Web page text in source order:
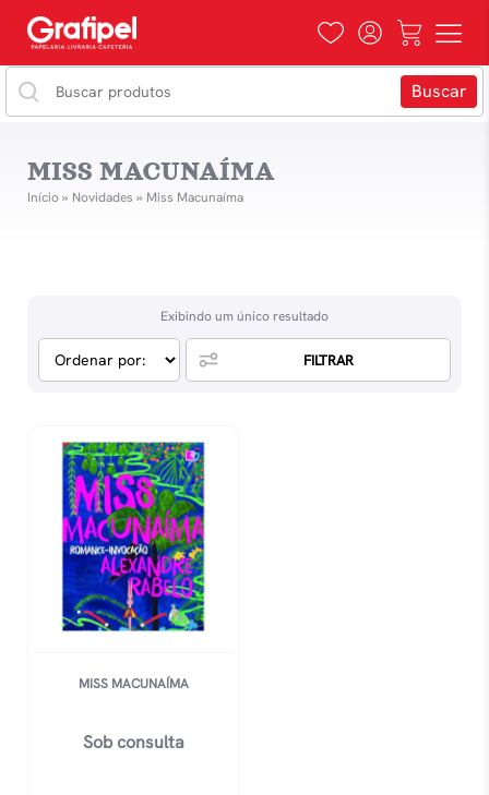
MISS MACUNAÍMA
Início» Novidades » Miss Macunaíma
Exibindo um único resultado
FILTRAR
MISS MACUNAÍMA
Sob consulta